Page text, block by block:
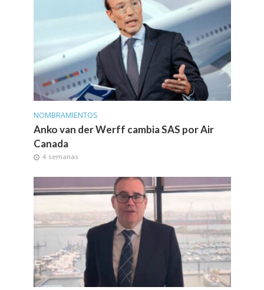
NOMBRAMIENTOS
Anko van der Werff cambia SAS por Air
Canada
4 semanas